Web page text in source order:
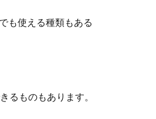
も使える種類もある
るものもあります。